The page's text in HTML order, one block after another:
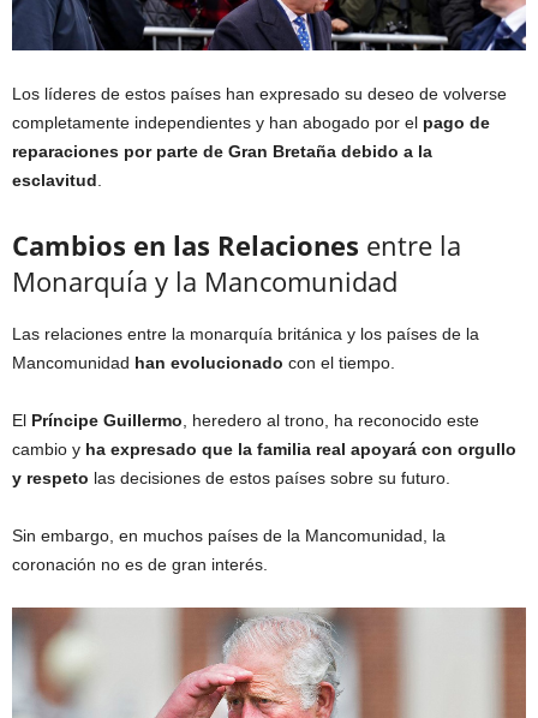
Los líderes de estos países han expresado su deseo de volverse
completamente independientes y han abogado por el pago de
reparaciones por parte de Gran Bretaña debido a la
esclavitud.
Cambios en las Relaciones entre la
Monarquía y la Mancomunidad
Las relaciones entre la monarquía británica y los países de la
Mancomunidad han evolucionado con el tiempo.
El Príncipe Guillermo, heredero al trono, ha reconocido este
cambio y ha expresado que la familia real apoyará con orgullo
y respeto las decisiones de estos países sobre su futuro.
Sin embargo, en muchos países de la Mancomunidad, la
coronación no es de gran interés.